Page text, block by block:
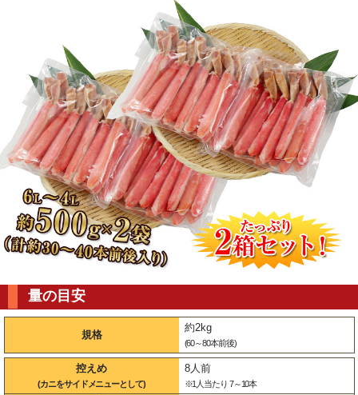
量の目安
規格
約2kg
(60～80本前後)
控えめ
(カニをサイドメニューとして)
8人前
※1人当たり 7～10本